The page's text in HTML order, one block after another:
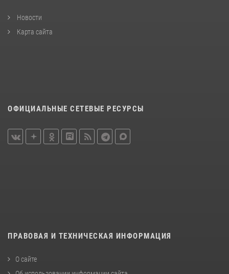
Новости
Карта сайта
ОФИЦИАЛЬНЫЕ СЕТЕВЫЕ РЕСУРСЫ
ПРАВОВАЯ И ТЕХНИЧЕСКАЯ ИНФОРМАЦИЯ
О сайте